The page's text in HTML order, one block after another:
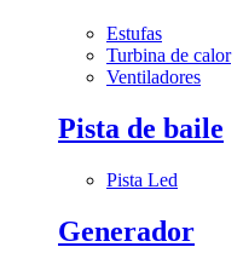
Estufas
Turbina de calor
Ventiladores
Pista de baile
Pista Led
Generador